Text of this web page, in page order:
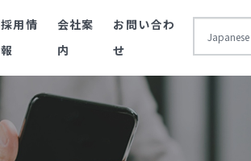
採用情
報
会社案
内
お問い合わ
せ